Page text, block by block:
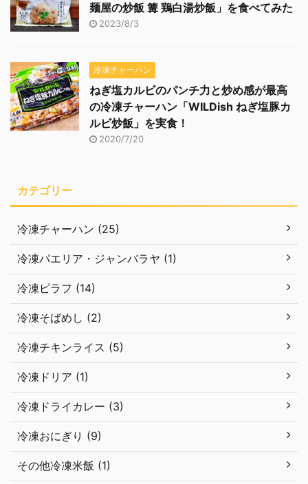
麺屋の炒飯 篝 鶏白湯炒飯」を食べてみた
2023/8/3
冷凍チャーハン
ねぎ塩カルビのパンチ力と炒め感が最高
の冷凍チャーハン「WILDish ねぎ塩豚カ
ルビ炒飯」を実食！
2020/7/20
カテゴリー
冷凍チャーハン (25)
冷凍パエリア・ジャンバラヤ (1)
冷凍ピラフ (14)
冷凍そばめし (2)
冷凍チキンライス (5)
冷凍ドリア (1)
冷凍ドライカレー (3)
冷凍おにぎり (9)
その他冷凍米飯 (1)